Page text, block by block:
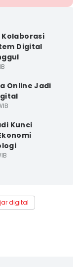
Digital
Online Jadi
Kunci
digital